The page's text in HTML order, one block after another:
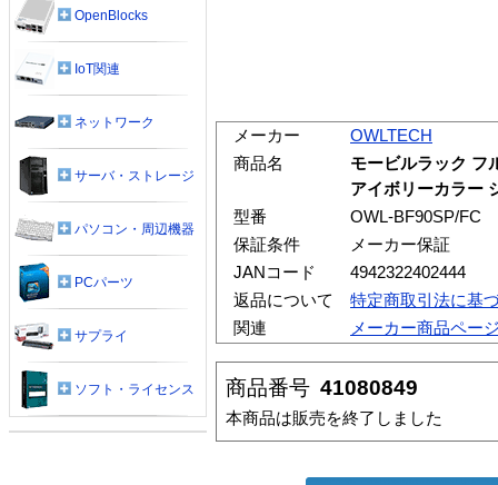
メーカー
OWLTECH
商品名
モービルラック フ
アイボリーカラー
型番
OWL-BF90SP/FC
保証条件
メーカー保証
JANコード
4942322402444
返品について
特定商取引法に基
関連
メーカー商品ペー
商品番号 41080849
本商品は販売を終了しました
OpenBlocks
IoT関連
ネットワーク
サーバ・ストレージ
パソコン・周辺機器
PCパーツ
サプライ
ソフト・ライセンス